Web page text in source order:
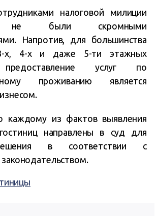
налоговой милиции
не были скромными
Напротив, для большинства
3-х, 4-х и даже 5-ти этажных
предоставление услуг по
проживанию является
каждому из фактов выявления
направлены в суд для
в соответствии с